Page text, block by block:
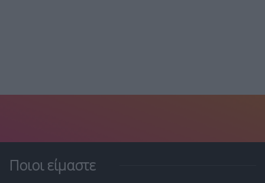
Ποιοι είμαστε